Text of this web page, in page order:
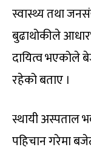
स्वास्थ्य तथा
बुढाथोकीले
दायित्व भएकोले
रहेको बताए ।
स्थायी अस्पताल
पहिचान गरेमा